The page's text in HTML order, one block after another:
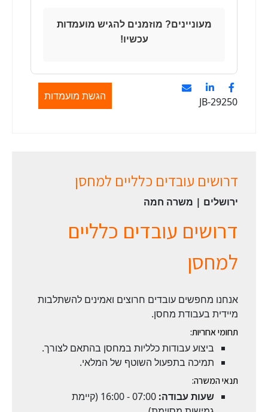
מעוניינים? מוזמנים להגיש מועמדות
עכשיו!
JB-29250 הגשת מועמדות
דרושים עובדים כלליים למחסן
ירושלים | משרה חמה
דרושים עובדים כלליים
למחסן
אנחנו מחפשים עובדים חרוצים ואמינים להשתלבות
מיידית בעבודת מחסן.
תחומי אחריות:
ביצוע עבודות כלליות במחסן בהתאם לצורך.
תמיכה בתפעול השוטף של המלאי.
תנאי המשרה:
שעות עבודה:
07:00 - 16:00 (קיימת